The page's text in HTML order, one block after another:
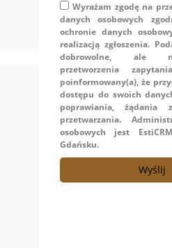
Wyrażam zgodę na
danych osobowych
ochronie danych
realizacją zgłoszenia.
dobrowolne, ale
przetworzenia
poinformowany(a), że
dostępu do swoich
poprawiania, żądania
przetwarzania.
osobowych jest
Gdańsku.